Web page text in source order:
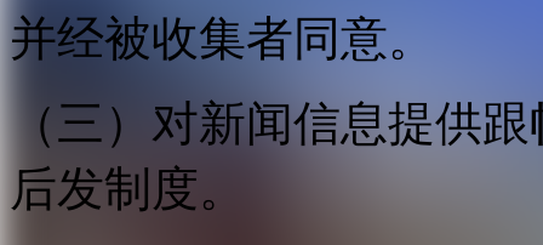
并经被收集者同意。
（三）对新闻信息提供
后发制度。